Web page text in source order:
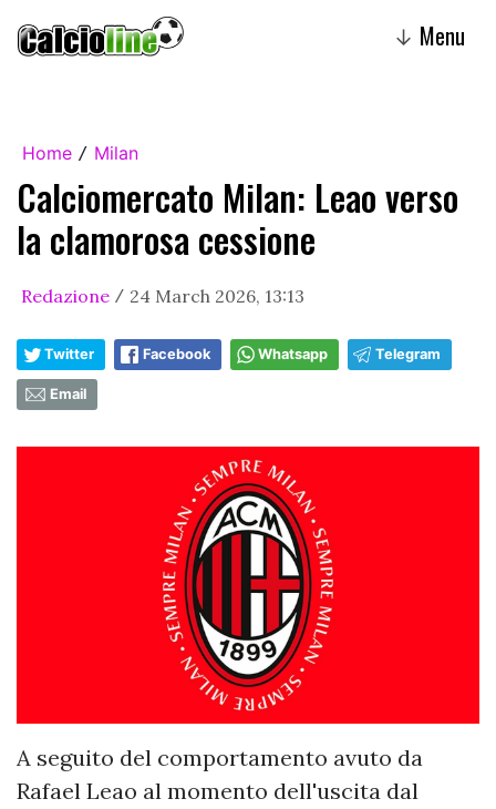
↓ Menu
Home / Milan
Calciomercato Milan: Leao verso
la clamorosa cessione
Redazione / 24 March 2026, 13:13
Twitter Facebook Whatsapp Telegram
Email
A seguito del comportamento avuto da
Rafael Leao al momento dell'uscita dal